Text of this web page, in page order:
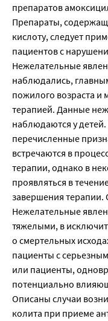
препаратов
Препараты,
кислоту, следует
пациентов с
Нежелательные
наблюдались,
пожилого возраста и
терапией. Данные
наблюдаются у
перечисленные
встречаются в
терапии, однако в
проявляться в
завершения
Нежелательные
тяжелыми, в
о смертельных
пациенты с
или пациенты,
потенциально
Описаны случаи
колита при приеме